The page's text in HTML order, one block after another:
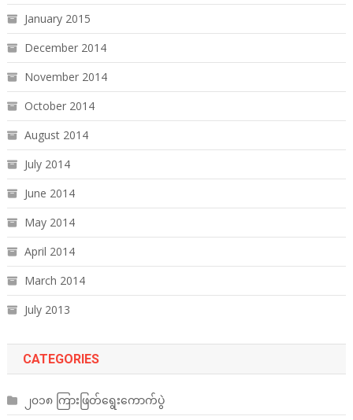
January 2015
December 2014
November 2014
October 2014
August 2014
July 2014
June 2014
May 2014
April 2014
March 2014
July 2013
CATEGORIES
၂၀၁၈ ကြားဖြတ်ရွေးကောက်ပွဲ